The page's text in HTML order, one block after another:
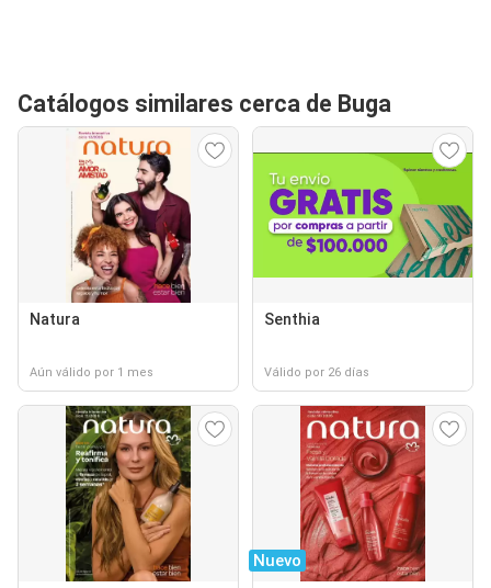
Catálogos similares cerca de Buga
Natura
Aún válido por 1 mes
Senthia
Válido por 26 días
Nuevo